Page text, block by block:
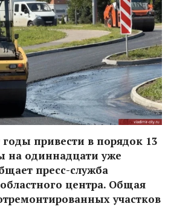
годы привести в порядок 13
на одиннадцати уже
пресс-служба
центра. Общая
участков